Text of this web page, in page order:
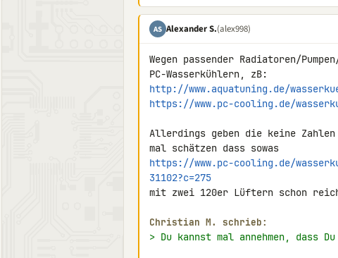
AS Alexander S.(alex998)
Wegen passender Radiatoren/
http://www.aquatuning.de/
https://www.pc-cooling.de/
Allerdings geben die keine Zahlen
https://www.pc-cooling.de/
31102?c=275
mit zwei 120er Lüftern schon
Christian M. schrieb:
> Du kannst mal annehmen, dass